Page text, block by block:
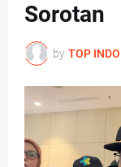
Sorotan
by TOP